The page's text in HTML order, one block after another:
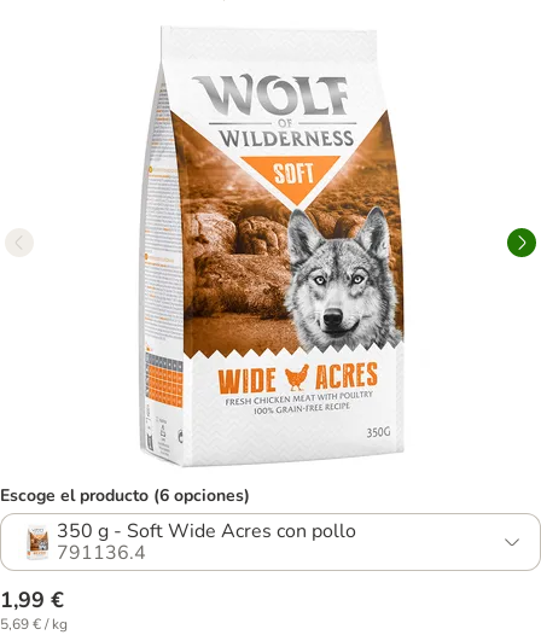
Escoge el producto (6 opciones)
350 g - Soft Wide Acres con pollo
791136.4
1,99 €
5,69 € / kg